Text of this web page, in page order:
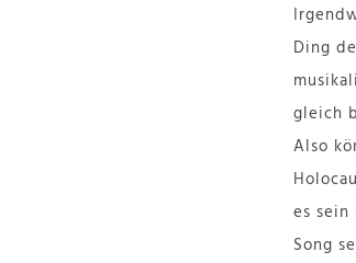
Ding
gleich
Also
es
Song